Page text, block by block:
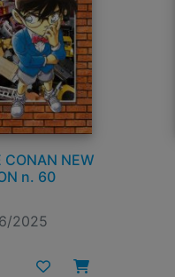
CONAN NEW
n. 60
2025